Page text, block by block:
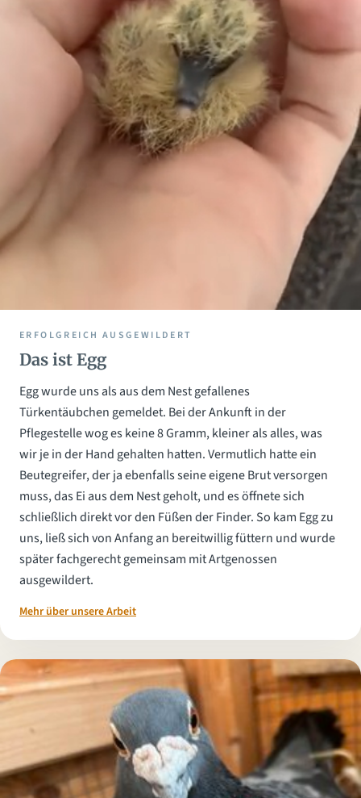
ERFOLGREICH AUSGEWILDERT
Das ist Egg
Egg wurde uns als aus dem Nest gefallenes
Türkentäubchen gemeldet. Bei der Ankunft in der
Pflegestelle wog es keine 8 Gramm, kleiner als alles, was
wir je in der Hand gehalten hatten. Vermutlich hatte ein
Beutegreifer, der ja ebenfalls seine eigene Brut versorgen
muss, das Ei aus dem Nest geholt, und es öffnete sich
schließlich direkt vor den Füßen der Finder. So kam Egg zu
uns, ließ sich von Anfang an bereitwillig füttern und wurde
später fachgerecht gemeinsam mit Artgenossen
ausgewildert.
Mehr über unsere Arbeit